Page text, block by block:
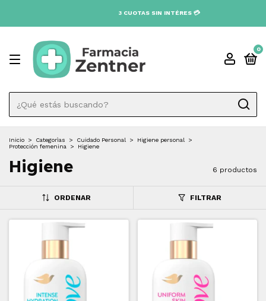
0
Inicio > Categorìas > Cuidado Personal > Higiene personal
>
Protección femenina
> Higiene
Higiene 6 productos
ORDENAR FILTRAR